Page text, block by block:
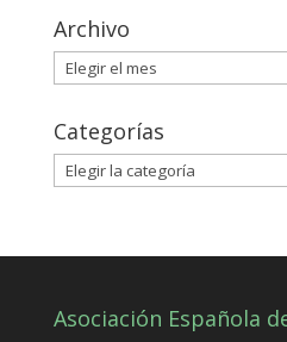
Archivo
Archivo
Categorías
Categorías
Asociación Española